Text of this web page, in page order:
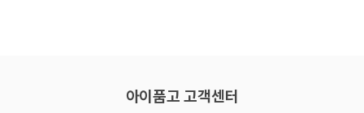
아이품고 고객센터